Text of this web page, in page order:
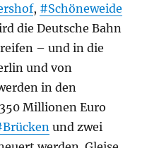
, #Schöneweide
die Deutsche Bahn
– und in die
und von
in den
Millionen Euro
und zwei